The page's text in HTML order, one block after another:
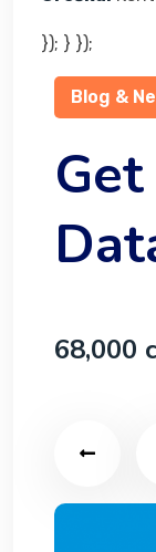
}); } });
Blog &
68,000